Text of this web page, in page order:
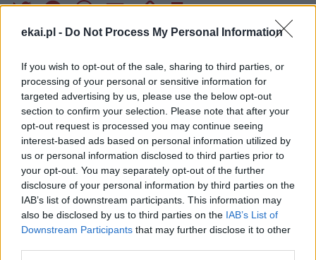
ekai.pl - Do Not Process My Personal Information
If you wish to opt-out of the sale, sharing to third parties, or
processing of your personal or sensitive information for
targeted advertising by us, please use the below opt-out
section to confirm your selection. Please note that after your
opt-out request is processed you may continue seeing
interest-based ads based on personal information utilized by
us or personal information disclosed to third parties prior to
your opt-out. You may separately opt-out of the further
disclosure of your personal information by third parties on the
IAB’s list of downstream participants. This information may
also be disclosed by us to third parties on the IAB’s List of
Downstream Participants that may further disclose it to other
TwitterMessengerWhatsApp
EmailCopy
Link
Print
Tagi: ELBLĄSKA KANADA WIZYTA
Najnowsze
08 sierpnia 2026 | 12:46